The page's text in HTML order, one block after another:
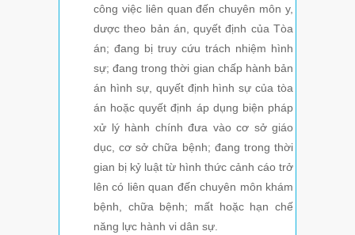
công việc liên quan đến chuyên môn y,
dược theo bản án, quyết định của Tòa
án; đang bị truy cứu trách nhiệm hình
sự; đang trong thời gian chấp hành bản
án hình sự, quyết định hình sự của tòa
án hoặc quyết định áp dụng biện pháp
xử lý hành chính đưa vào cơ sở giáo
dục, cơ sở chữa bệnh; đang trong thời
gian bị kỷ luật từ hình thức cảnh cáo trở
lên có liên quan đến chuyên môn khám
bệnh, chữa bệnh; mất hoặc hạn chế
năng lực hành vi dân sự.